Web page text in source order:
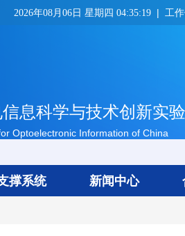
息科学与技术创新实验
Optoelectronic Information of China
2026年08月06日 星期四 04:35:19 工
撑系统 新闻中心